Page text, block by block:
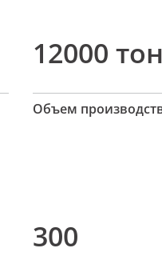
12000
Объем
300